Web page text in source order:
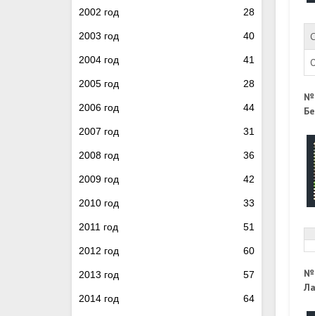
2002 год 28
2003 год 40
2004 год 41
2005 год 28
2006 год 44
2007 год 31
2008 год 36
2009 год 42
2010 год 33
2011 год 51
2012 год 60
2013 год 57
2014 год 64
№
№